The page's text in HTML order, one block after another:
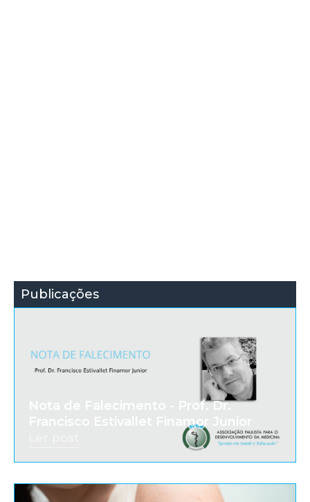
Publicações
Nota de Falecimento - Prof. Dr.
Francisco Estivallet Finamor Junior